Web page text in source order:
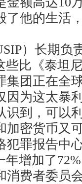
了他的生活
）长期负
些比《泰坦
集团正在全
因为这太暴
到，可以利
加密货币又
罪报告中
年增加了
消费者委员